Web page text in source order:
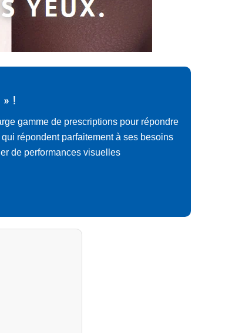
!
gamme de prescriptions pour répondre
répondent parfaitement à ses besoins
de performances visuelles